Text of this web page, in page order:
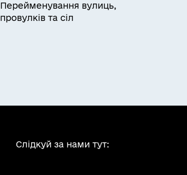
Перейменування вулиць,
провулків та сіл
Слідкуй за нами тут: